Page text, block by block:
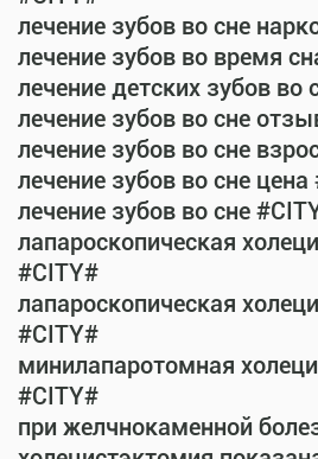
лечение зубов во сне
лечение зубов во время
лечение детских зубов во
лечение зубов во сне
лечение зубов во сне
лечение зубов во сне цена
лечение зубов во сне
лапароскопическая
#CITY#
лапароскопическая
#CITY#
минилапаротомная
#CITY#
при желчнокаменной